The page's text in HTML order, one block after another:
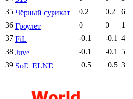
35 Чёрный сурикат 0.2 0.2 6
36 Гроулет 0 0 1
37 FiL -0.1 -0.1 4
38 Juve -0.1 -0.1 5
39 SoE_ELND -0.5 -0.5 3